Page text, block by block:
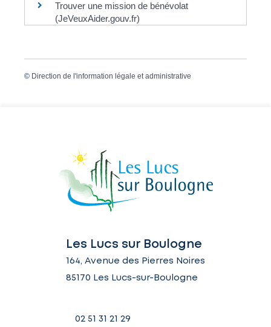
Trouver une mission de bénévolat
(JeVeuxAider.gouv.fr)
© Direction de l'information légale et administrative
Les Lucs sur Boulogne
164, Avenue des Pierres Noires
85170 Les Lucs-sur-Boulogne
02 51 31 21 29